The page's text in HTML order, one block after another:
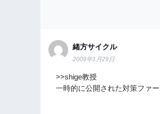
緒方サイクル
2009年1月29日
>>shige教授
一時的に公開された対策ファ